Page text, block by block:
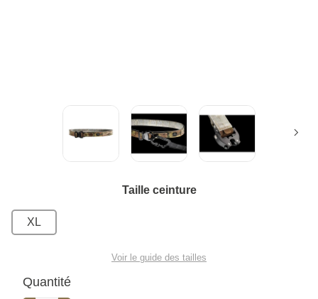
Taille ceinture
XL
Voir le guide des tailles
Quantité